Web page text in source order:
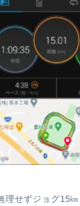
せずジョグ15㎞